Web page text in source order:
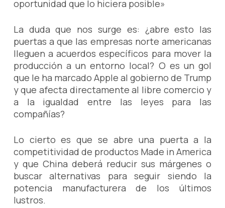
oportunidad que lo hiciera posible»
La duda que nos surge es: ¿abre esto las
puertas a que las empresas norte americanas
lleguen a acuerdos específicos para mover la
producción a un entorno local? O es un gol
que le ha marcado Apple al gobierno de Trump
y que afecta directamente al libre comercio y
a la igualdad entre las leyes para las
compañías?
Lo cierto es que se abre una puerta a la
competitividad de productos Made in America
y que China deberá reducir sus márgenes o
buscar alternativas para seguir siendo la
potencia manufacturera de los últimos
lustros.